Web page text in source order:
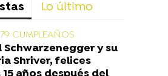
Lo último
CUMPLEAÑOS
Schwarzenegger y su
Shriver, felices